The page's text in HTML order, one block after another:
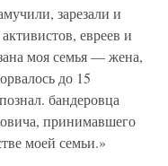
зарезали и
евреев и
моя семья — жена,
до 15
бандеровца
принимавшего
моей семьи.»